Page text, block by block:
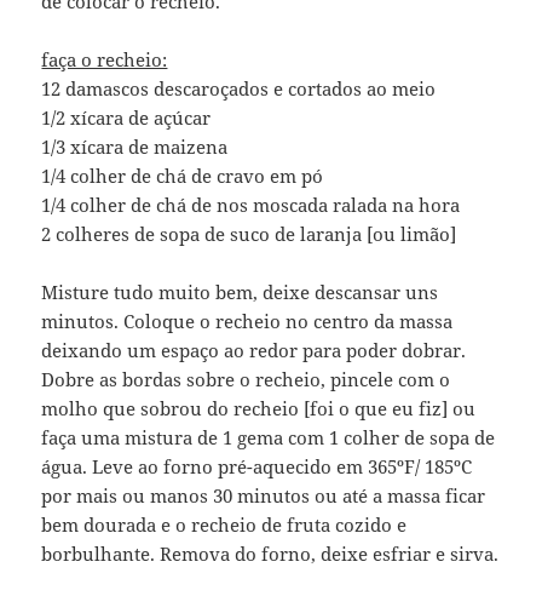
faça o recheio:
12 damascos descaroçados e cortados ao meio
1/2 xícara de açúcar
1/3 xícara de maizena
1/4 colher de chá de cravo em pó
1/4 colher de chá de nos moscada ralada na hora
2 colheres de sopa de suco de laranja [ou limão]
Misture tudo muito bem, deixe descansar uns
minutos. Coloque o recheio no centro da massa
deixando um espaço ao redor para poder dobrar.
Dobre as bordas sobre o recheio, pincele com o
molho que sobrou do recheio [foi o que eu fiz] ou
faça uma mistura de 1 gema com 1 colher de sopa de
água. Leve ao forno pré-aquecido em 365ºF/ 185ºC
por mais ou manos 30 minutos ou até a massa ficar
bem dourada e o recheio de fruta cozido e
borbulhante. Remova do forno, deixe esfriar e sirva.